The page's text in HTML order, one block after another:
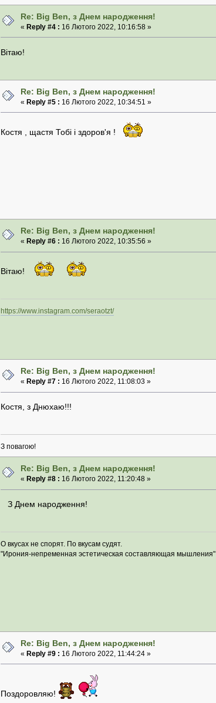
Re: Big Ben, з Днем народження!
« Reply #4 : 16 Лютого 2022, 10:16:58 »
Вітаю!
Re: Big Ben, з Днем народження!
« Reply #5 : 16 Лютого 2022, 10:34:51 »
Костя , щастя Тобі і здоров'я !
Re: Big Ben, з Днем народження!
« Reply #6 : 16 Лютого 2022, 10:35:56 »
Вітаю!
https://www.instagram.com/seraotzt/
Re: Big Ben, з Днем народження!
« Reply #7 : 16 Лютого 2022, 11:08:03 »
Костя, з Днюхаю!!!
З повагою!
Re: Big Ben, з Днем народження!
« Reply #8 : 16 Лютого 2022, 11:20:48 »
З Днем народження!
О вкусах не спорят. По вкусам судят.
"Ирония-непременная эстетическая составляющая мышления"
Re: Big Ben, з Днем народження!
« Reply #9 : 16 Лютого 2022, 11:44:24 »
Поздоровляю!